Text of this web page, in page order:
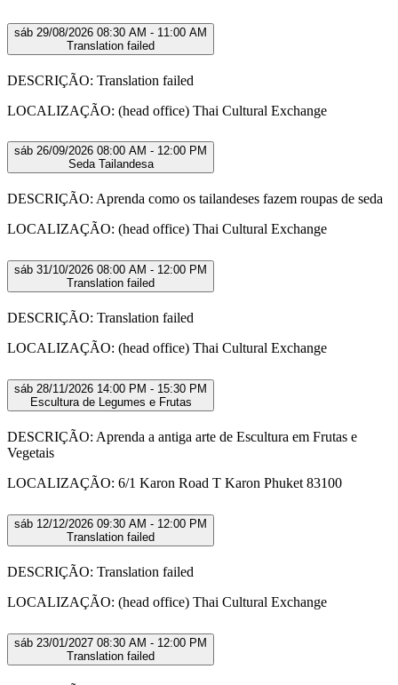
sáb 29/08/2026 08:30 AM - 11:00 AM
Translation failed
DESCRIÇÃO: Translation failed
LOCALIZAÇÃO: (head office) Thai Cultural Exchange
sáb 26/09/2026 08:00 AM - 12:00 PM
Seda Tailandesa
DESCRIÇÃO: Aprenda como os tailandeses fazem roupas de seda
LOCALIZAÇÃO: (head office) Thai Cultural Exchange
sáb 31/10/2026 08:00 AM - 12:00 PM
Translation failed
DESCRIÇÃO: Translation failed
LOCALIZAÇÃO: (head office) Thai Cultural Exchange
sáb 28/11/2026 14:00 PM - 15:30 PM
Escultura de Legumes e Frutas
DESCRIÇÃO: Aprenda a antiga arte de Escultura em Frutas e
Vegetais
LOCALIZAÇÃO: 6/1 Karon Road T Karon Phuket 83100
sáb 12/12/2026 09:30 AM - 12:00 PM
Translation failed
DESCRIÇÃO: Translation failed
LOCALIZAÇÃO: (head office) Thai Cultural Exchange
sáb 23/01/2027 08:30 AM - 12:00 PM
Translation failed